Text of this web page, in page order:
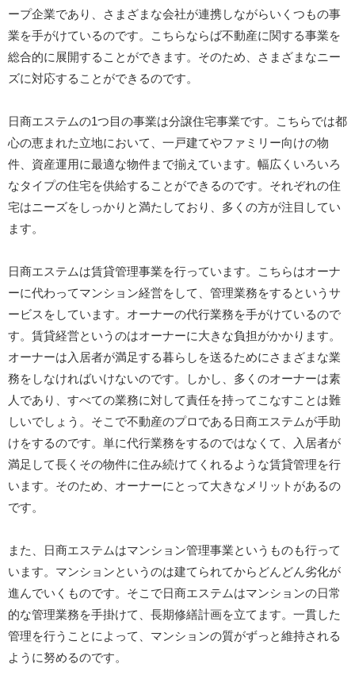
ープ企業であり、さまざまな会社が連携しながらいくつもの事
業を手がけているのです。こちらならば不動産に関する事業を
総合的に展開することができます。そのため、さまざまなニー
ズに対応することができるのです。
日商エステムの1つ目の事業は分譲住宅事業です。こちらでは都
心の恵まれた立地において、一戸建てやファミリー向けの物
件、資産運用に最適な物件まで揃えています。幅広くいろいろ
なタイプの住宅を供給することができるのです。それぞれの住
宅はニーズをしっかりと満たしており、多くの方が注目してい
ます。
日商エステムは賃貸管理事業を行っています。こちらはオーナ
ーに代わってマンション経営をして、管理業務をするというサ
ービスをしています。オーナーの代行業務を手がけているので
す。賃貸経営というのはオーナーに大きな負担がかかります。
オーナーは入居者が満足する暮らしを送るためにさまざまな業
務をしなければいけないのです。しかし、多くのオーナーは素
人であり、すべての業務に対して責任を持ってこなすことは難
しいでしょう。そこで不動産のプロである日商エステムが手助
けをするのです。単に代行業務をするのではなくて、入居者が
満足して長くその物件に住み続けてくれるような賃貸管理を行
います。そのため、オーナーにとって大きなメリットがあるの
です。
また、日商エステムはマンション管理事業というものも行って
います。マンションというのは建てられてからどんどん劣化が
進んでいくものです。そこで日商エステムはマンションの日常
的な管理業務を手掛けて、長期修繕計画を立てます。一貫した
管理を行うことによって、マンションの質がずっと維持される
ように努めるのです。